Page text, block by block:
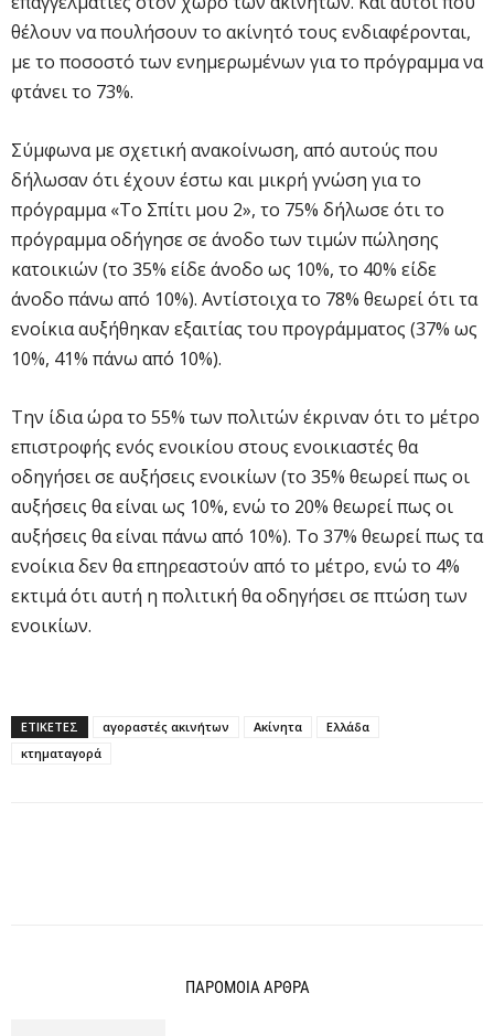
θέλουν να πουλήσουν το ακίνητό τους ενδιαφέρονται,
με το ποσοστό των ενημερωμένων για το πρόγραμμα να
φτάνει το 73%.
Σύμφωνα με σχετική ανακοίνωση, από αυτούς που
δήλωσαν ότι έχουν έστω και μικρή γνώση για το
πρόγραμμα «Το Σπίτι μου 2», το 75% δήλωσε ότι το
πρόγραμμα οδήγησε σε άνοδο των τιμών πώλησης
κατοικιών (το 35% είδε άνοδο ως 10%, το 40% είδε
άνοδο πάνω από 10%). Αντίστοιχα το 78% θεωρεί ότι τα
ενοίκια αυξήθηκαν εξαιτίας του προγράμματος (37% ως
10%, 41% πάνω από 10%).
Την ίδια ώρα το 55% των πολιτών έκριναν ότι το μέτρο
επιστροφής ενός ενοικίου στους ενοικιαστές θα
οδηγήσει σε αυξήσεις ενοικίων (το 35% θεωρεί πως οι
αυξήσεις θα είναι ως 10%, ενώ το 20% θεωρεί πως οι
αυξήσεις θα είναι πάνω από 10%). Το 37% θεωρεί πως τα
ενοίκια δεν θα επηρεαστούν από το μέτρο, ενώ το 4%
εκτιμά ότι αυτή η πολιτική θα οδηγήσει σε πτώση των
ενοικίων.
ΕΤΙΚΕΤΕΣ αγοραστές ακινήτων Ακίνητα
Ελλάδα
κτηματαγορά
ΠΑΡΟΜΟΙΑ ΑΡΘΡΑ